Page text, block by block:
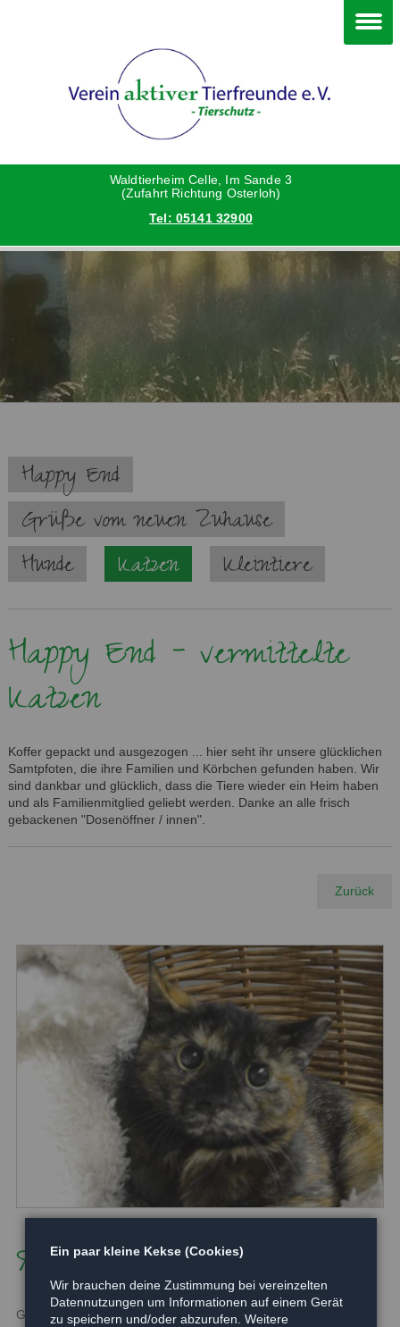
Waldtierheim Celle, Im Sande 3
(Zufahrt Richtung Osterloh)
Tel: 05141 32900
Navigation
überspringen
Happy End
Grüße vom neuen Zuhause
Hunde
Katzen Kleintiere
Happy End - vermittelte
Katzen
Koffer gepackt und ausgezogen ... hier seht ihr unsere glücklichen
Samtpfoten, die ihre Familien und Körbchen gefunden haben. Wir
sind dankbar und glücklich, dass die Tiere wieder ein Heim haben
und als Familienmitglied geliebt werden. Danke an alle frisch
gebackenen "Dosenöffner / innen".
Zurück
Ayleen
Geboren: -
Ein paar kleine Kekse (Cookies)
Wir brauchen deine Zustimmung bei vereinzelten
Datennutzungen um Informationen auf einem Gerät
zu speichern und/oder abzurufen. Weitere
Katzen
Vermittlungshilfe privat
Danke an die Helfer
Vorstand
Satzung